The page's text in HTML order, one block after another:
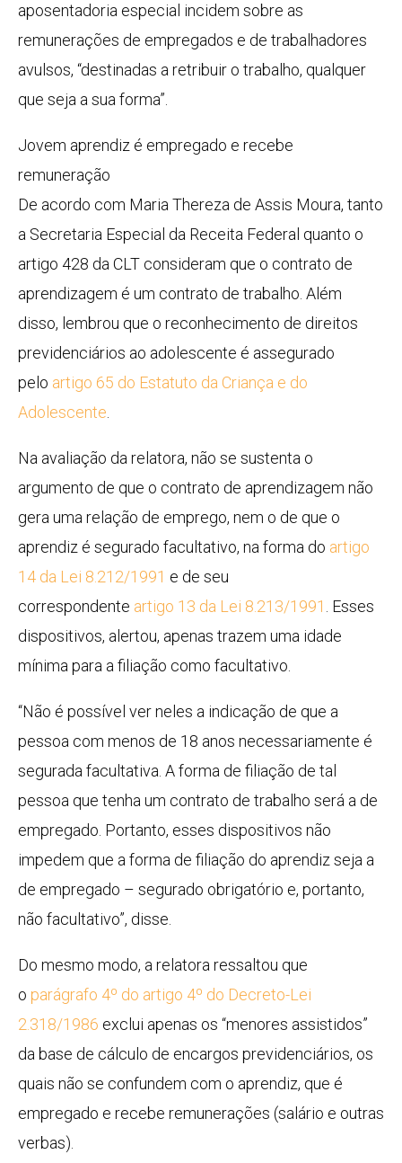
aposentadoria especial incidem sobre as
remunerações de empregados e de trabalhadores
avulsos, “destinadas a retribuir o trabalho, qualquer
que seja a sua forma”.
Jovem aprendiz é empregado e recebe
remuneração
De acordo com Maria Thereza de Assis Moura, tanto
a Secretaria Especial da Receita Federal quanto o
artigo 428 da CLT consideram que o contrato de
aprendizagem é um contrato de trabalho. Além
disso, lembrou que o reconhecimento de direitos
previdenciários ao adolescente é assegurado
pelo artigo 65 do Estatuto da Criança e do
Adolescente
Na avaliação da relatora, não se sustenta o
argumento de que o contrato de aprendizagem não
gera uma relação de emprego, nem o de que o
aprendiz é segurado facultativo, na forma do artigo
14 da Lei 8.212/1991 e de seu
correspondente artigo 13 da Lei 8.213/1991 . Esses
dispositivos, alertou, apenas trazem uma idade
mínima para a filiação como facultativo.
“Não é possível ver neles a indicação de que a
pessoa com menos de 18 anos necessariamente é
segurada facultativa. A forma de filiação de tal
pessoa que tenha um contrato de trabalho será a de
empregado. Portanto, esses dispositivos não
impedem que a forma de filiação do aprendiz seja a
de empregado – segurado obrigatório e, portanto,
não facultativo”, disse.
Do mesmo modo, a relatora ressaltou que
o parágrafo 4º do artigo 4º do Decreto-Lei
2.318/1986 exclui apenas os “menores assistidos”
da base de cálculo de encargos previdenciários, os
quais não se confundem com o aprendiz, que é
empregado e recebe remunerações (salário e outras
verbas).